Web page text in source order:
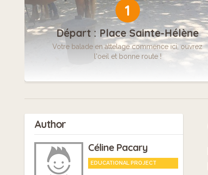
1
Départ : Place Sainte-Hélène
Votre balade en attelage commence ici, ouvrez
l'oeil et bonne route !
Author
Céline Pacary
EDUCATIONAL PROJECT